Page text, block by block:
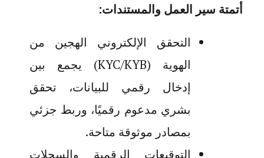
أتمتة سير العمل والمستندات:
التحقق الإلكتروني الهجين من
الهوية(KYC/KYB)
يجمع بين
إدخال رقمي للبيانات، تحقق
بشري مدعوم رقميًا، وربط جزئي
بمصادر موثوقة متاحة.
التوقيعات الرقمية والسجلات